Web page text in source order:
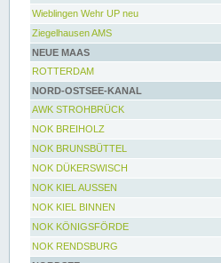
Wieblingen Wehr UP neu
Ziegelhausen AMS
NEUE MAAS
ROTTERDAM
NORD-OSTSEE-KANAL
AWK STROHBRÜCK
NOK BREIHOLZ
NOK BRUNSBÜTTEL
NOK DÜKERSWISCH
NOK KIEL AUSSEN
NOK KIEL BINNEN
NOK KÖNIGSFÖRDE
NOK RENDSBURG